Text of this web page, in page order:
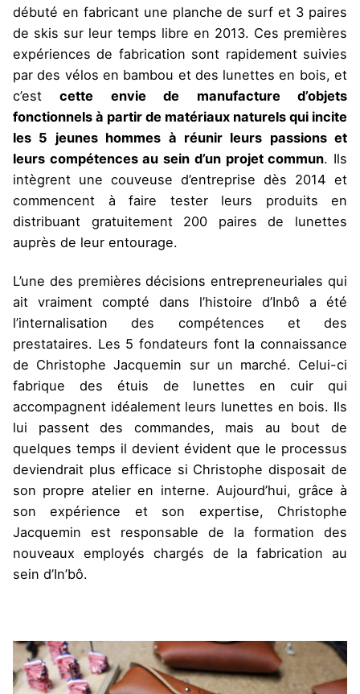
débuté en fabricant une planche de surf et 3 paires
de skis sur leur temps libre en 2013. Ces premières
expériences de fabrication sont rapidement suivies
par des vélos en bambou et des lunettes en bois, et
c’estcette envie de manufacture d’objets
fonctionnels à partir de matériaux naturels qui incite
les 5 jeunes hommes à réunir leurs passions et
leurs compétences au sein d’un projet commun. Ils
intègrent une couveuse d’entreprise dès 2014 et
commencent à faire tester leurs produits en
distribuant gratuitement 200 paires de lunettes
auprès de leur entourage.
L’une des premières décisions entrepreneuriales qui
ait vraiment compté dans l’histoire d’Inbô a été
l’internalisation des compétences et des
prestataires. Les 5 fondateurs font la connaissance
de Christophe Jacquemin sur un marché. Celui-ci
fabrique des étuis de lunettes en cuir qui
accompagnent idéalement leurs lunettes en bois. Ils
lui passent des commandes, mais au bout de
quelques temps il devient évident que le processus
deviendrait plus efficace si Christophe disposait de
son propre atelier en interne. Aujourd’hui, grâce à
son expérience et son expertise, Christophe
Jacquemin est responsable de la formation des
nouveaux employés chargés de la fabrication au
sein d’In’bô.